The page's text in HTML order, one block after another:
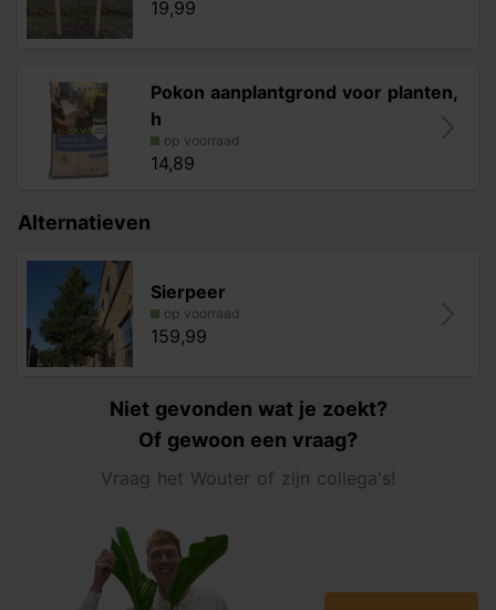
19,99
Pokon aanplantgrond voor planten,
h
op voorraad
14,89
Alternatieven
Sierpeer
op voorraad
159,99
Niet gevonden wat je zoekt?
Of gewoon een vraag?
Vraag het Wouter of zijn collega's!